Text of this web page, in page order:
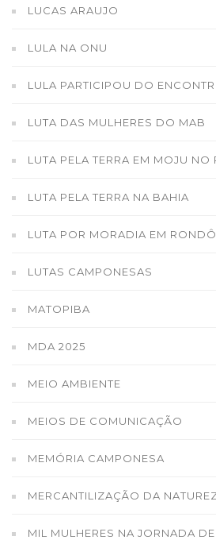
LUCAS ARAUJO
LULA NA ONU
LULA PARTICIPOU DO
LUTA DAS MULHERES DO MAB
LUTA PELA TERRA EM MOJU NO
LUTA PELA TERRA NA BAHIA
LUTA POR MORADIA EM
LUTAS CAMPONESAS
MATOPIBA
MDA 2025
MEIO AMBIENTE
MEIOS DE COMUNICAÇÃO
MEMÓRIA CAMPONESA
MERCANTILIZAÇÃO DA
MIL MULHERES NA JORNADA